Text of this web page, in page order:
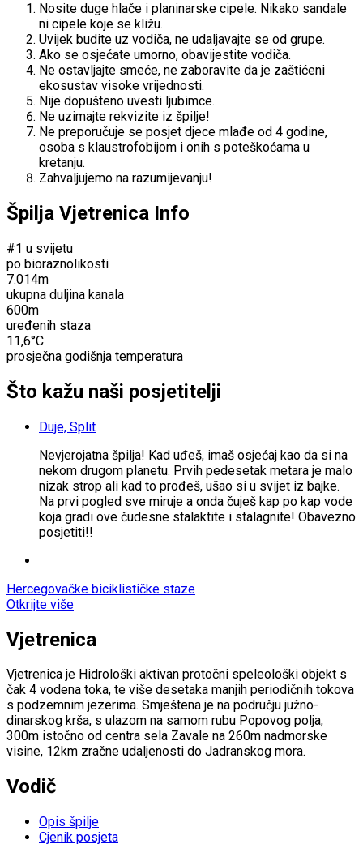
Nosite duge hlače i planinarske cipele. Nikako sandale
ni cipele koje se kližu.
Uvijek budite uz vodiča, ne udaljavajte se od grupe.
Ako se osjećate umorno, obavijestite vodiča.
Ne ostavljajte smeće, ne zaboravite da je zaštićeni
ekosustav visoke vrijednosti.
Nije dopušteno uvesti ljubimce.
Ne uzimajte rekvizite iz špilje!
Ne preporučuje se posjet djece mlađe od 4 godine,
osoba s klaustrofobijom i onih s poteškoćama u
kretanju.
Zahvaljujemo na razumijevanju!
Špilja Vjetrenica Info
#1 u svijetu
po bioraznolikosti
7.014m
ukupna duljina kanala
600m
uređenih staza
11,6°C
prosječna godišnja temperatura
Što kažu naši posjetitelji
Duje, Split
Nevjerojatna špilja! Kad uđeš, imaš osjećaj kao da si na
nekom drugom planetu. Prvih pedesetak metara je malo
nizak strop ali kad to prođeš, ušao si u svijet iz bajke.
Na prvi pogled sve miruje a onda čuješ kap po kap vode
koja gradi ove čudesne stalaktite i stalagnite! Obavezno
posjetiti!!
Hercegovačke biciklističke staze
Otkrijte više
Vjetrenica
Vjetrenica je Hidrološki aktivan protočni speleološki objekt s
čak 4 vodena toka, te više desetaka manjih periodičnih tokova
s podzemnim jezerima. Smještena je na području južno-
dinarskog krša, s ulazom na samom rubu Popovog polja,
300m istočno od centra sela Zavale na 260m nadmorske
visine, 12km zračne udaljenosti do Jadranskog mora.
Vodič
Opis špilje
Cjenik posjeta